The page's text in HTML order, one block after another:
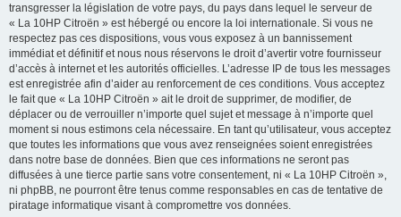
transgresser la législation de votre pays, du pays dans lequel le serveur de
« La 10HP Citroën » est hébergé ou encore la loi internationale. Si vous ne
respectez pas ces dispositions, vous vous exposez à un bannissement
immédiat et définitif et nous nous réservons le droit d’avertir votre fournisseur
d’accès à internet et les autorités officielles. L’adresse IP de tous les messages
est enregistrée afin d’aider au renforcement de ces conditions. Vous acceptez
le fait que « La 10HP Citroën » ait le droit de supprimer, de modifier, de
déplacer ou de verrouiller n’importe quel sujet et message à n’importe quel
moment si nous estimons cela nécessaire. En tant qu’utilisateur, vous acceptez
que toutes les informations que vous avez renseignées soient enregistrées
dans notre base de données. Bien que ces informations ne seront pas
diffusées à une tierce partie sans votre consentement, ni « La 10HP Citroën »,
ni phpBB, ne pourront être tenus comme responsables en cas de tentative de
piratage informatique visant à compromettre vos données.